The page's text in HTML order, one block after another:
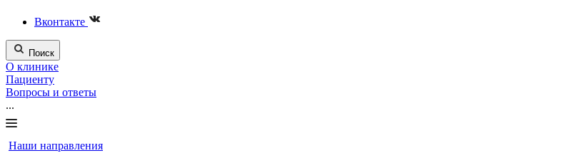
Вконтакте
Поиск
О клинике
Пациенту
Вопросы и ответы
...
Наши направления